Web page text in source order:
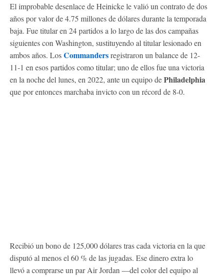
El improbable desenlace de Heinicke le valió un contrato de dos
años por valor de 4.75 millones de dólares durante la temporada
baja. Fue titular en 24 partidos a lo largo de las dos campañas
siguientes con Washington, sustituyendo al titular lesionado en
ambos años. LosCommandersregistraron un balance de 12-
11-1 en esos partidos como titular; uno de ellos fue una victoria
en la noche del lunes, en 2022, ante un equipo dePhiladelphia
que por entonces marchaba invicto con un récord de 8-0.
Recibió un bono de 125,000 dólares tras cada victoria en la que
disputó al menos el 60 % de las jugadas. Ese dinero extra lo
llevó a comprarse un par Air Jordan —del color del equipo al